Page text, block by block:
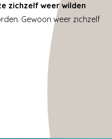
zichzelf weer wilden
Gewoon weer zichzelf